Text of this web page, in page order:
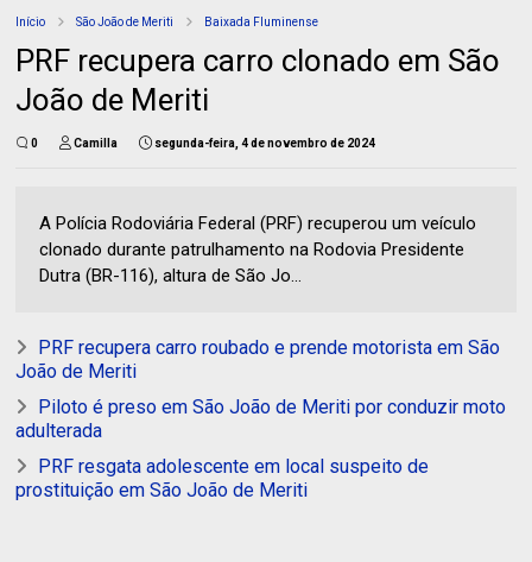
Início São João de Meriti Baixada Fluminense
PRF recupera carro clonado em São
João de Meriti
0 Camilla segunda-feira, 4 de novembro de 2024
A Polícia Rodoviária Federal (PRF) recuperou um veículo
clonado durante patrulhamento na Rodovia Presidente
Dutra (BR-116), altura de São Jo...
PRF recupera carro roubado e prende motorista em São
João de Meriti
Piloto é preso em São João de Meriti por conduzir moto
adulterada
PRF resgata adolescente em local suspeito de
prostituição em São João de Meriti